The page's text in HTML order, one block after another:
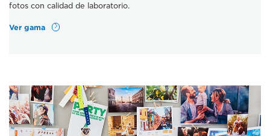
fotos con calidad de laboratorio.
Ver gama